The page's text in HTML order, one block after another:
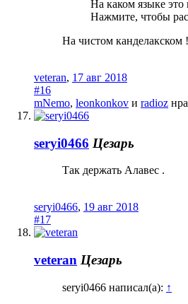
На каком языке это
Нажмите, чтобы
На чистом канделакском !
veteran, 17 авг 2018
#16
mNemo, leonkonkov и radioz
seryi0466 Цезарь
Так держать Алавес .
seryi0466, 19 авг 2018
#17
veteran Цезарь
seryi0466 написал(а): ↑